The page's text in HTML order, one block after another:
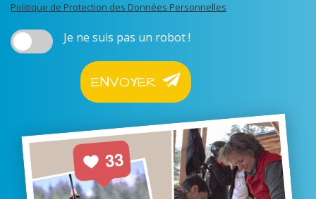
Politique de Protection des Données Personnelles
Je ne suis pas un robot !
ENVOYER